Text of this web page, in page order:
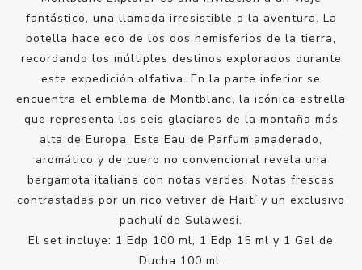
fantástico, una llamada irresistible a la aventura. La
botella hace eco de los dos hemisferios de la tierra,
recordando los múltiples destinos explorados durante
este expedición olfativa. En la parte inferior se
encuentra el emblema de Montblanc, la icónica estrella
que representa los seis glaciares de la montaña más
alta de Europa. Este Eau de Parfum amaderado,
aromático y de cuero no convencional revela una
bergamota italiana con notas verdes. Notas frescas
contrastadas por un rico vetiver de Haití y un exclusivo
pachulí de Sulawesi.
El set incluye: 1 Edp 100 ml, 1 Edp 15 ml y 1 Gel de
Ducha 100 ml.